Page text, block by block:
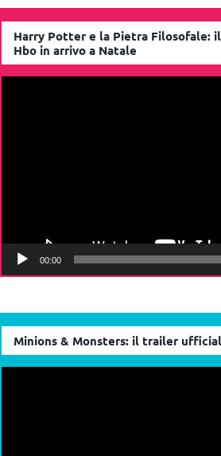
Harry Potter e la Pietra Filosofale:
Hbo in arrivo a Natale
00:00
Minions & Monsters: il trailer